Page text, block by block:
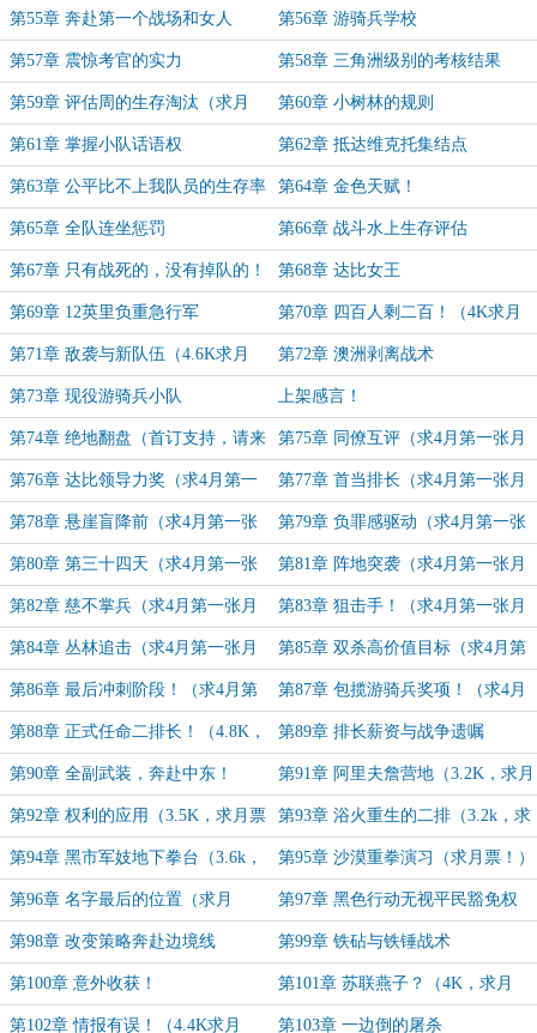
第55章 奔赴第一个战场和女人 第56章 游骑兵学校
第57章 震惊考官的实力 第58章 三角洲级别的考核结果
第59章 评估周的生存淘汰（求月
票！）
第60章 小树林的规则
第61章 掌握小队话语权 第62章 抵达维克托集结点
第63章 公平比不上我队员的生存率 第64章 金色天赋！
第65章 全队连坐惩罚 第66章 战斗水上生存评估
第67章 只有战死的，没有掉队的！ 第68章 达比女王
第69章 12英里负重急行军 第70章 四百人剩二百！（4K求月
票！）
第71章 敌袭与新队伍（4.6K求月
票！）
第72章 澳洲剥离战术
第73章 现役游骑兵小队 上架感言！
第74章 绝地翻盘（首订支持，请来
这一章！！！）
第75章 同僚互评（求4月第一张月
票）
第76章 达比领导力奖（求4月第一
张月票）
第77章 首当排长（求4月第一张月
票）
第78章 悬崖盲降前（求4月第一张
月票）
第79章 负罪感驱动（求4月第一张
月票）
第80章 第三十四天（求4月第一张
月票）
第81章 阵地突袭（求4月第一张月
票）
第82章 慈不掌兵（求4月第一张月
票）
第83章 狙击手！（求4月第一张月
票）
第84章 丛林追击（求4月第一张月
票）
第85章 双杀高价值目标（求4月第
一张月票）
第86章 最后冲刺阶段！（求4月第
一张月票）
第87章 包揽游骑兵奖项！（求4月
第一张月票）
第88章 正式任命二排长！（4.8K，
今日最后一章啦）
第89章 排长薪资与战争遗嘱
（4.5K，求月票！）
第90章 全副武装，奔赴中东！ 第91章 阿里夫詹营地（3.2K，求月
票～）
第92章 权利的应用（3.5K，求月票
～～）
第93章 浴火重生的二排（3.2k，求
月票）
第94章 黑市军妓地下拳台（3.6k，
求月票-）
第95章 沙漠重拳演习（求月票！）
第96章 名字最后的位置（求月
票！）
第97章 黑色行动无视平民豁免权
第98章 改变策略奔赴边境线 第99章 铁砧与铁锤战术
第100章 意外收获！ 第101章 苏联燕子？（4K，求月
票！）
第102章 情报有误！（4.4K求月 第103章 一边倒的屠杀